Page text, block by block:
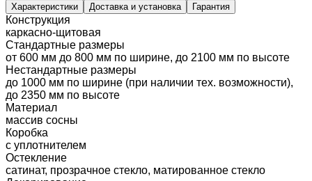
Характеристики Доставка и установка Гарантия
Конструкция
каркасно-щитовая
Стандартные размеры
от 600 мм до 800 мм по ширине, до 2100 мм по высоте
Нестандартные размеры
до 1000 мм по ширине (при наличии тех. возможности),
до 2350 мм по высоте
Материал
массив сосны
Коробка
с уплотнителем
Остекление
сатинат, прозрачное стекло, матированное стекло